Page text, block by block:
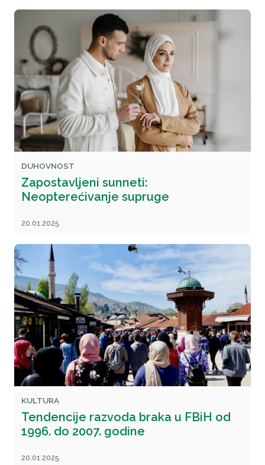
DUHOVNOST
Zapostavljeni sunneti:
Neopterećivanje supruge
20.01.2025.
KULTURA
Tendencije razvoda braka u FBiH od
1996. do 2007. godine
20.01.2025.